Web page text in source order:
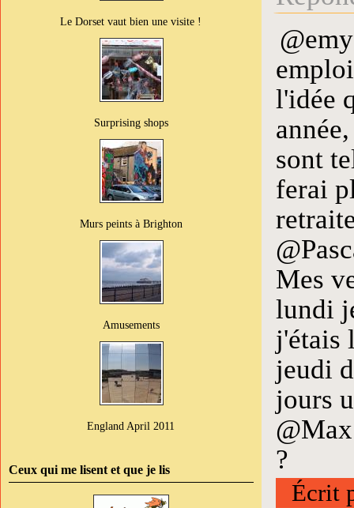
Le Dorset vaut bien une visite !
Surprising shops
Murs peints à Brighton
Amusements
England April 2011
Ceux qui me lisent et que je lis
l'idée
sont
ferai
Mes
lundi
j'étais
jeudi
jours
?
Écrit